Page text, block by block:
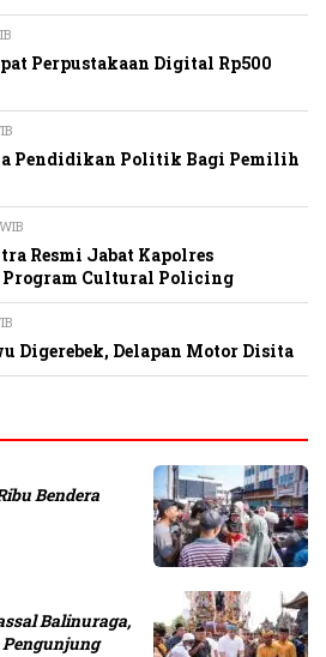
Perpustakaan Digital Rp500
Pendidikan Politik Bagi Pemilih
Resmi Jabat Kapolres
Cultural Policing
Digerebek, Delapan Motor Disita
Bendera
Balinuraga,